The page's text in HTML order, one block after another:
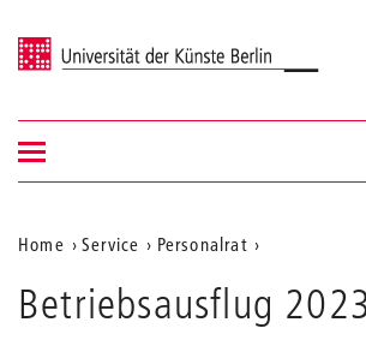
Universität der Künste Berlin
Navigation &
Suche
Navigation
ein-/ausblenden
Aktuelle
Position
auf
Home Service Personalrat
Betriebsausflug